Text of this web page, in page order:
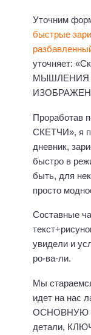
Уточним
быстрые
уточняет:
МЫШЛЕНИЯ
Проработав
СКЕТЧИ», я
дневник,
быстро в
быть, для
просто
Составные
увидели и
ро-ва-ли.
Мы
идет на нас
ОСНОВНУЮ
детали,